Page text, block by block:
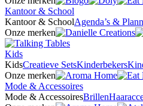
Kantoor & School
Kantoor & SchoolAgenda’s &
Onze merken
Kids
KidsCreatieve SetsKinderbekers
Onze merken
Mode & Accessoires
Mode & AccessoiresBrillen